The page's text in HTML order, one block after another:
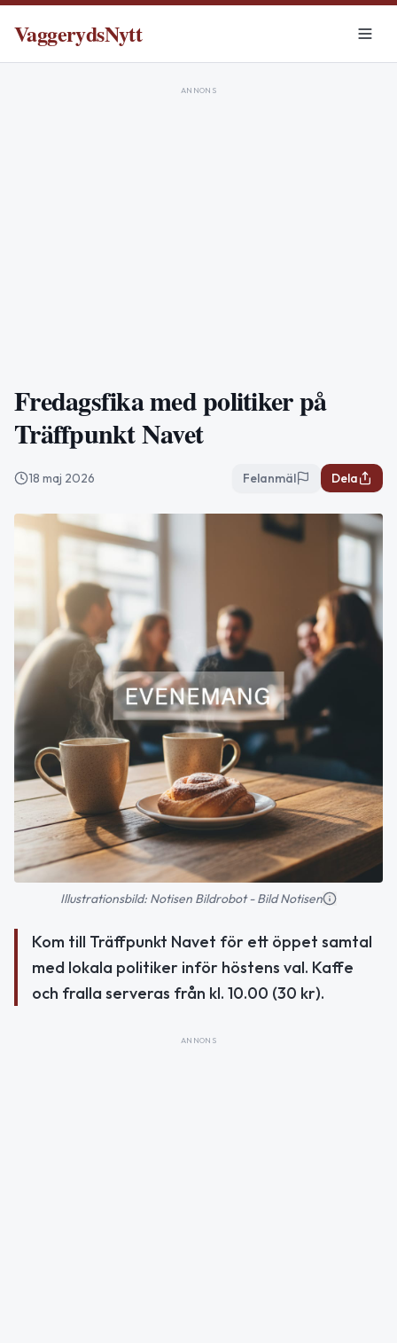
VaggerydsNytt
ANNONS
Fredagsfika med politiker på
Träffpunkt Navet
18 maj 2026 Felanmäl Dela
Illustrationsbild: Notisen Bildrobot - Bild Notisen
Kom till Träffpunkt Navet för ett öppet samtal
med lokala politiker inför höstens val. Kaffe
och fralla serveras från kl. 10.00 (30 kr).
ANNONS